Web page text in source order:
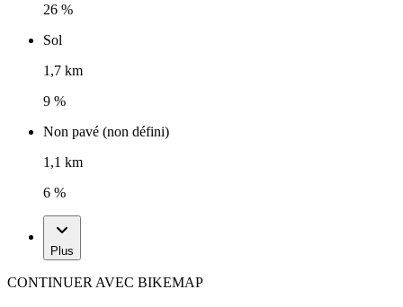
26 %
Sol
1,7 km
9 %
Non pavé (non défini)
1,1 km
6 %
Plus
CONTINUER AVEC BIKEMAP